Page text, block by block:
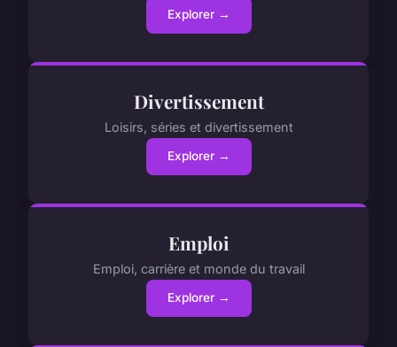
Explorer →
Divertissement
Loisirs, séries et divertissement
Explorer →
Emploi
Emploi, carrière et monde du travail
Explorer →